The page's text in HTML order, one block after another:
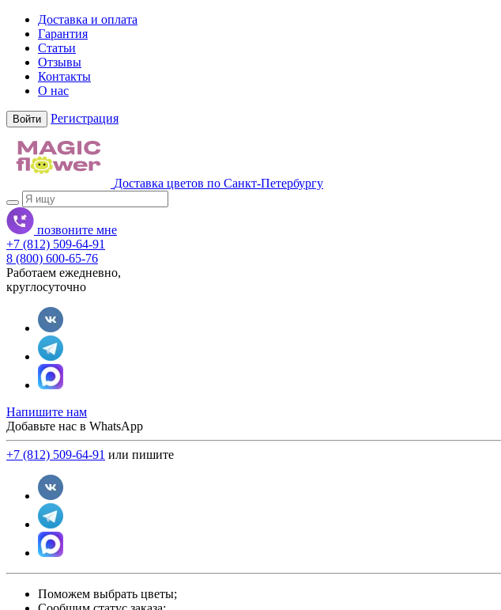
Доставка и оплата
Гарантия
Статьи
Отзывы
Контакты
О нас
Войти Регистрация
Доставка цветов по Санкт-Петербургу
позвоните мне
+7 (812) 509-64-91
8 (800) 600-65-76
Работаем ежедневно,
круглосуточно
Напишите нам
Добавьте нас в WhatsApp
+7 (812) 509-64-91 или пишите
Поможем выбрать цветы;